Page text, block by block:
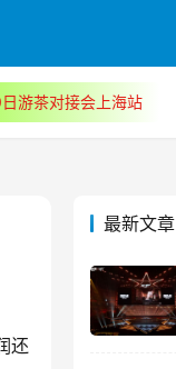
游茶对接会上海站
还
最新文章